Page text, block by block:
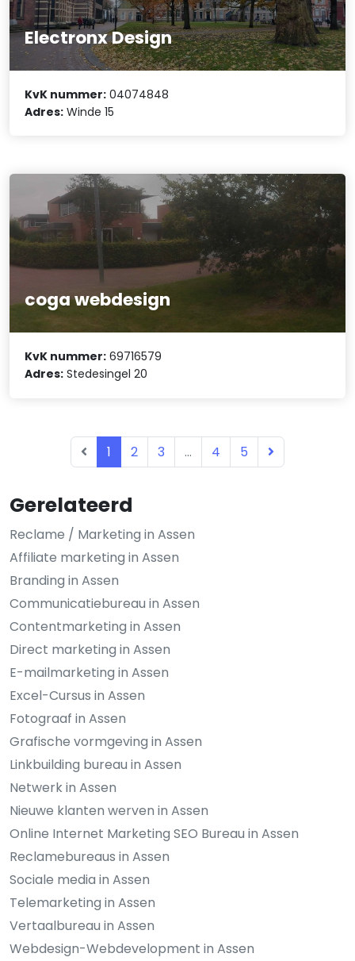
Gerelateerd
Reclame / Marketing in Assen
Affiliate marketing in Assen
Branding in Assen
Communicatiebureau in Assen
Contentmarketing in Assen
Direct marketing in Assen
E-mailmarketing in Assen
Excel-Cursus in Assen
Fotograaf in Assen
Grafische vormgeving in Assen
Linkbuilding bureau in Assen
Netwerk in Assen
Nieuwe klanten werven in Assen
Online Internet Marketing SEO Bureau in Assen
Reclamebureaus in Assen
Sociale media in Assen
Telemarketing in Assen
Vertaalbureau in Assen
Webdesign-Webdevelopment in Assen
Electronx Design
KvK nummer: 04074848
Adres: Winde 15
coga webdesign
KvK nummer: 69716579
Adres: Stedesingel 20
1 2 3 ... 4 5